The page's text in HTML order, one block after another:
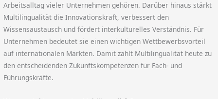
Arbeitsalltag vieler Unternehmen gehören. Darüber hinaus stärkt
Multilingualität die Innovationskraft, verbessert den
Wissensaustausch und fördert interkulturelles Verständnis. Für
Unternehmen bedeutet sie einen wichtigen Wettbewerbsvorteil
auf internationalen Märkten. Damit zählt Multilingualität heute zu
den entscheidenden Zukunftskompetenzen für Fach- und
Führungskräfte.